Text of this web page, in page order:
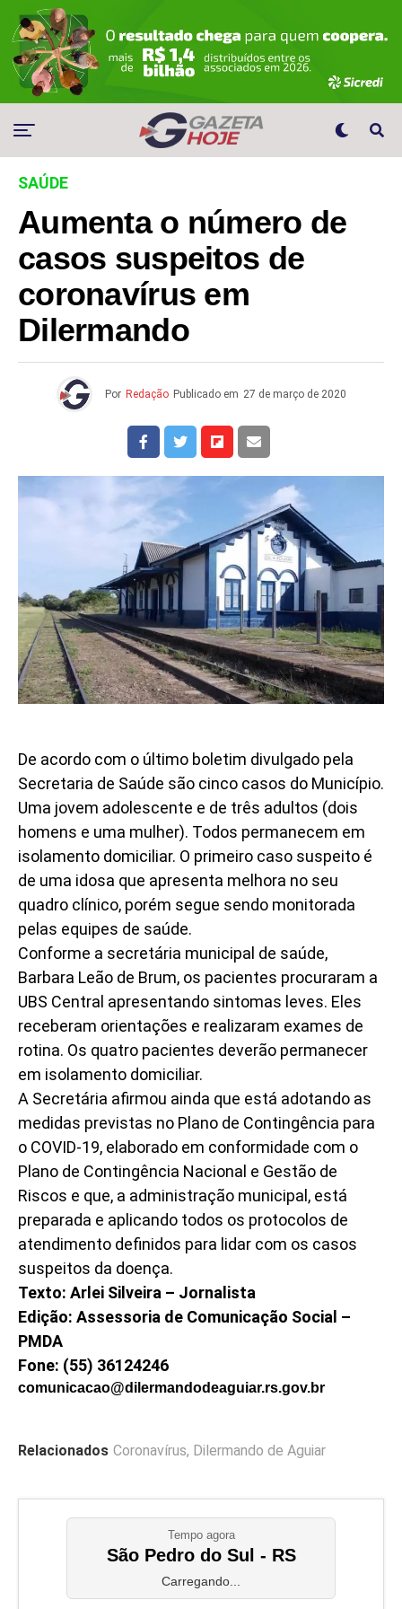
SAÚDE
Aumenta o número de
casos suspeitos de
coronavírus em
Dilermando
Por Redação Publicado em 27 de março de 2020
De acordo com o último boletim divulgado pela
Secretaria de Saúde são cinco casos do Município.
Uma jovem adolescente e de três adultos (dois
homens e uma mulher). Todos permanecem em
isolamento domiciliar. O primeiro caso suspeito é
de uma idosa que apresenta melhora no seu
quadro clínico, porém segue sendo monitorada
pelas equipes de saúde.
Conforme a secretária municipal de saúde,
Barbara Leão de Brum, os pacientes procuraram a
UBS Central apresentando sintomas leves. Eles
receberam orientações e realizaram exames de
rotina. Os quatro pacientes deverão permanecer
em isolamento domiciliar.
A Secretária afirmou ainda que está adotando as
medidas previstas no Plano de Contingência para
o COVID-19, elaborado em conformidade com o
Plano de Contingência Nacional e Gestão de
Riscos e que, a administração municipal, está
preparada e aplicando todos os protocolos de
atendimento definidos para lidar com os casos
suspeitos da doença.
Texto: Arlei Silveira – Jornalista
Edição: Assessoria de Comunicação Social –
PMDA
Fone: (55) 36124246
comunicacao@dilermandodeaguiar.rs.gov.br
Relacionados Coronavírus, Dilermando de Aguiar
Tempo agora
São Pedro do Sul - RS
Carregando...